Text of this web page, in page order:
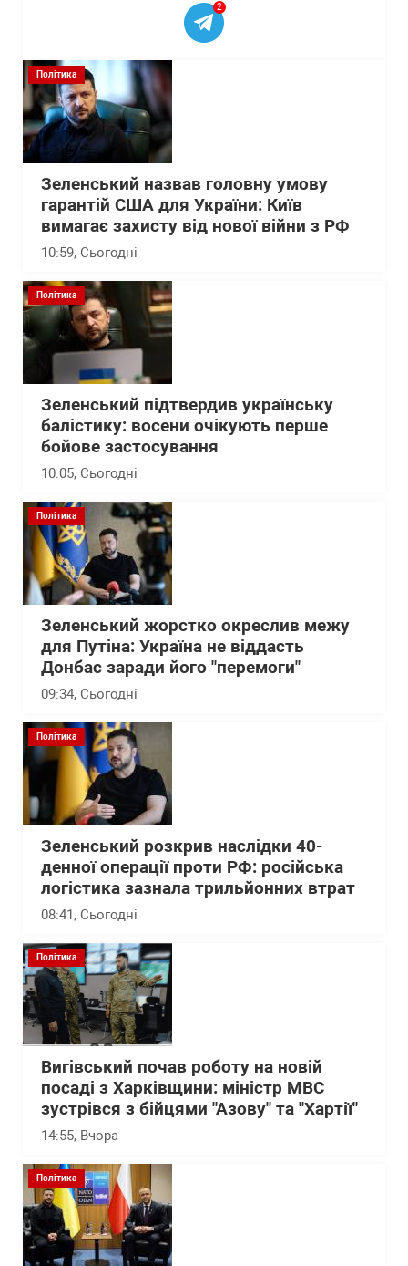
2
Політика
Зеленський назвав головну умову
гарантій США для України: Київ
вимагає захисту від нової війни з РФ
10:59, Сьогодні
Політика
Зеленський підтвердив українську
балістику: восени очікують перше
бойове застосування
10:05, Сьогодні
Політика
Зеленський жорстко окреслив межу
для Путіна: Україна не віддасть
Донбас заради його "перемоги"
09:34, Сьогодні
Політика
Зеленський розкрив наслідки 40-
денної операції проти РФ: російська
логістика зазнала трильйонних втрат
08:41, Сьогодні
Політика
Вигівський почав роботу на новій
посаді з Харківщини: міністр МВС
зустрівся з бійцями "Азову" та "Хартії"
14:55, Вчора
Політика